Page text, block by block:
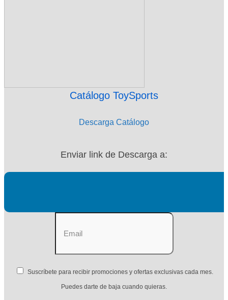
Catálogo ToySports
Descarga Catálogo
Enviar link de Descarga a:
Suscríbete para recibir promociones y ofertas exclusivas cada mes.
Puedes darte de baja cuando quieras.